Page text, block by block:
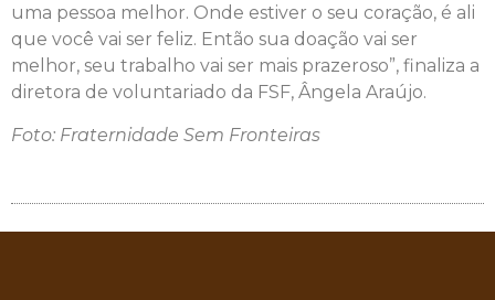
uma pessoa melhor. Onde estiver o seu coração, é ali
que você vai ser feliz. Então sua doação vai ser
melhor, seu trabalho vai ser mais prazeroso”, finaliza a
diretora de voluntariado da FSF, Ângela Araújo.
Foto: Fraternidade Sem Fronteiras